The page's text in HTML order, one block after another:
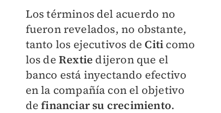
Los términos del acuerdo no
fueron revelados, no obstante,
tanto los ejecutivos de Citi como
los de Rextie dijeron que el
banco está inyectando efectivo
en la compañía con el objetivo
definanciar su crecimiento.